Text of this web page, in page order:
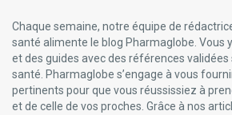
Chaque semaine, notre équipe de
santé alimente le blog Pharmaglobe. Vous
et des guides avec des références
santé. Pharmaglobe s’engage à vous
pertinents pour que vous réussissiez à
et de celle de vos proches. Grâce à nos